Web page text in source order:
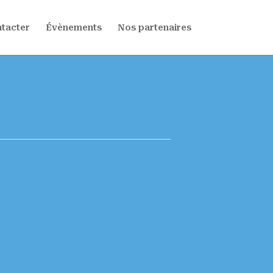
Évènements Nos partenaires